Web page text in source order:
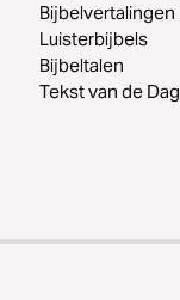
Bijbelvertalingen
Luisterbijbels
Bijbeltalen
Tekst van de Dag